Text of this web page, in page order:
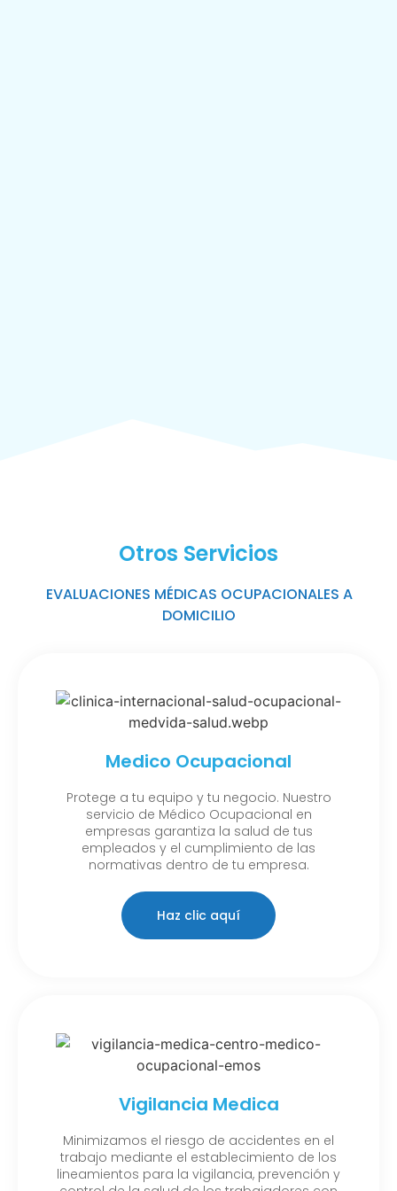
Otros Servicios
EVALUACIONES MÉDICAS OCUPACIONALES A
DOMICILIO
Medico Ocupacional
Protege a tu equipo y tu negocio. Nuestro
servicio de Médico Ocupacional en
empresas garantiza la salud de tus
empleados y el cumplimiento de las
normativas dentro de tu empresa.
Haz clic aquí
Vigilancia Medica
Minimizamos el riesgo de accidentes en el
trabajo mediante el establecimiento de los
lineamientos para la vigilancia, prevención y